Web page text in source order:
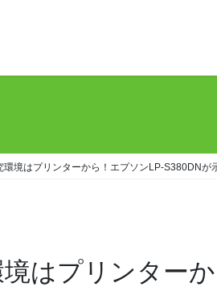
環境はプリンターから！エプソンLP-S380DNが
はプリンター